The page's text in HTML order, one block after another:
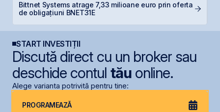
Bittnet Systems atrage 7,33 milioane euro prin oferta
de obligațiuni BNET31E
START INVESTIȚII
Discută direct cu un broker sau
deschide contul tăuonline.
Alege varianta potrivită pentru tine:
PROGRAMEAZĂ